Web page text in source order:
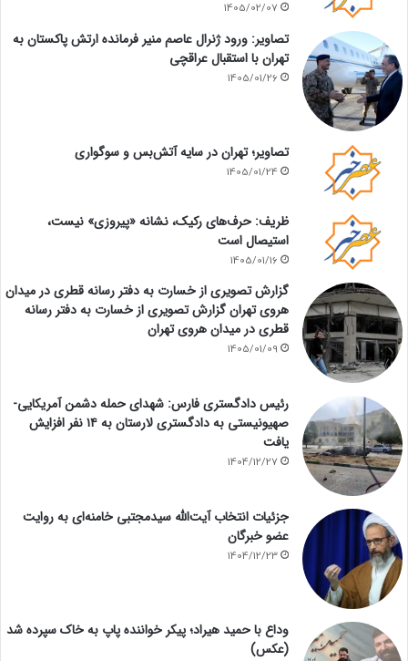
1405/02/07
تصاویر: ورود ژنرال عاصم منیر فرمانده ارتش پاکستان به
تهران با استقبال عراقچی
1405/01/26
تصاویر؛ تهران در سایه آتش‌بس و سوگواری
1405/01/24
ظریف: حرف‌های رکیک، نشانه «پیروزی» نیست،
استیصال است
1405/01/16
گزارش تصویری از خسارت به دفتر رسانه قطری در میدان
هروی تهران گزارش تصویری از خسارت به دفتر رسانه
قطری در میدان هروی تهران
1405/01/09
رئیس دادگستری فارس: شهدای حمله دشمن آمریکایی-
صهیونیستی به دادگستری لارستان به ۱۴ نفر افزایش
یافت
1404/12/27
جزئیات انتخاب آیت‌الله سیدمجتبی خامنه‌ای به روایت
عضو خبرگان
1404/12/23
وداع با حمید هیراد؛ پیکر خواننده پاپ به خاک سپرده شد
(عکس)